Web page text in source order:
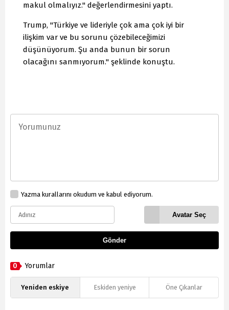
makul olmalıyız." değerlendirmesini yaptı.
Trump, "Türkiye ve lideriyle çok ama çok iyi bir
ilişkim var ve bu sorunu çözebileceğimizi
düşünüyorum. Şu anda bunun bir sorun
olacağını sanmıyorum." şeklinde konuştu.
Yazma kurallarını okudum ve kabul ediyorum.
Avatar Seç
Gönder
0 Yorumlar
Yeniden eskiye Eskiden yeniye Öne Çıkanlar